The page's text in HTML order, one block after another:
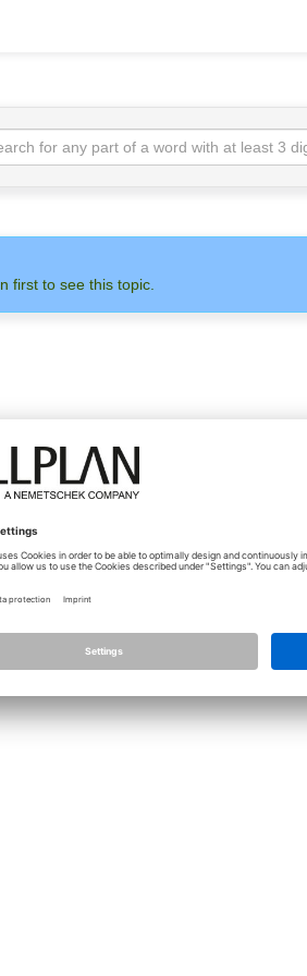
first to see this topic.
НА НАСАДМИНИСТРАТОР
Лицензирование
Настройки конфиденциальности